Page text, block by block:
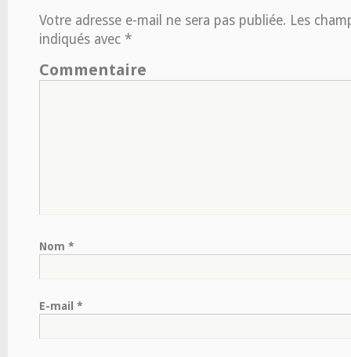
Votre adresse e-mail ne sera pas publiée. Les
indiqués avec *
Commentaire
Nom *
E-mail *